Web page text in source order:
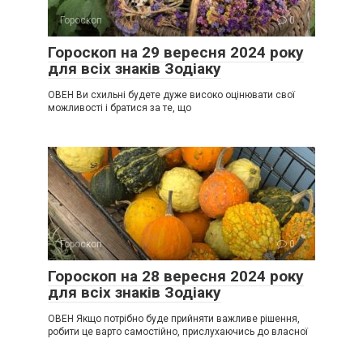
Гороскоп 0
Гороскоп на 29 вересня 2024 року
для всіх знаків Зодіаку
ОВЕН Ви схильні будете дуже високо оцінювати свої
можливості і братися за те, що
Гороскоп 0
Гороскоп на 28 вересня 2024 року
для всіх знаків Зодіаку
ОВЕН Якщо потрібно буде прийняти важливе рішення,
робити це варто самостійно, прислухаючись до власної